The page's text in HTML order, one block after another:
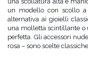
un modello con scollo
alternativa ai gioielli
una molletta scintillante o
perfetta. Gli accessori
rosa – sono scelte